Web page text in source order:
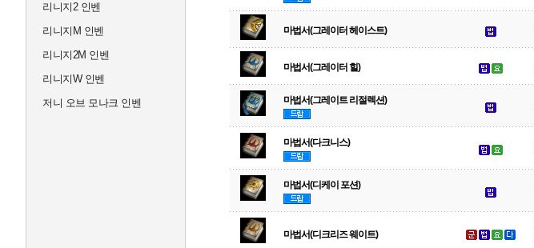
리니지2 인벤
리니지M 인벤
리니지2M 인벤
리니지W 인벤
저니 오브 모나크 인벤
마법서(그레이터 헤이스트)
마법서(그레이터 힐)
마법서(그레이트 리절렉션)
마법서(다크니스)
마법서(디케이 포션)
마법서(디크리즈 웨이트)